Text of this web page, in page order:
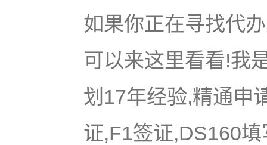
如果你正在寻找代
可以来这里看看!我
划17年经验,精通申
证,F1签证,DS160